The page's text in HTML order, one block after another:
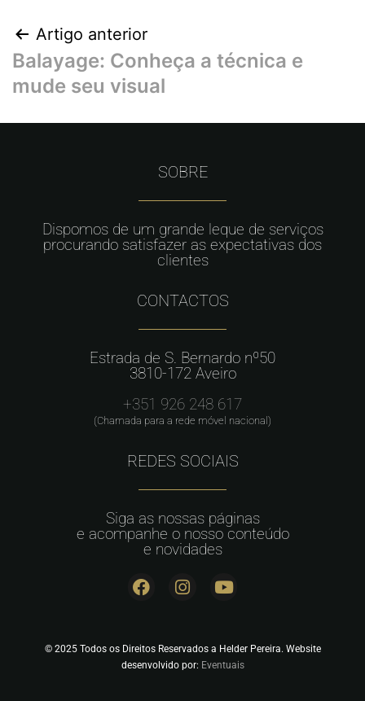
Artigo anterior
Balayage: Conheça a técnica e
mude seu visual
SOBRE
Dispomos de um grande leque de serviços
procurando satisfazer as expectativas dos
clientes
CONTACTOS
Estrada de S. Bernardo nº50
3810-172 Aveiro
+351 926 248 617
(Chamada para a rede móvel nacional)
REDES SOCIAIS
Siga as nossas páginas
e acompanhe o nosso conteúdo
e novidades
© 2025 Todos os Direitos Reservados a Helder Pereira. Website
desenvolvido por: Eventuais